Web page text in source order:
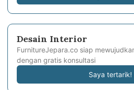
Desain Interior
FurnitureJepara.co siap
dengan gratis konsultasi
Saya tertarik!